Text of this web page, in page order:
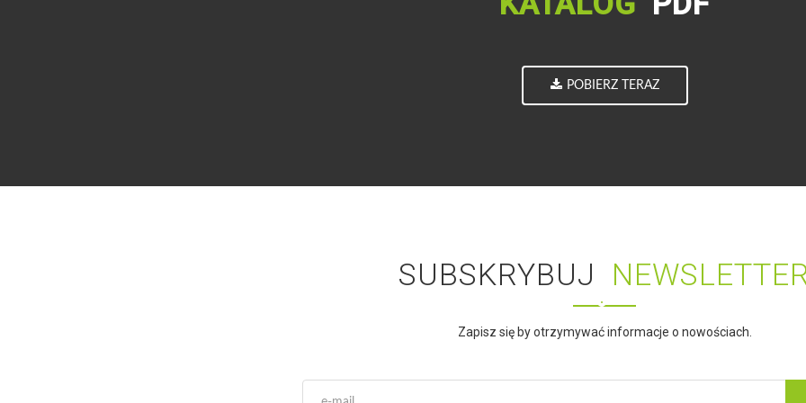
POBIERZ TERAZ
SUBSKRYBUJ
Zapisz się by otrzymywać informacje o nowościach.